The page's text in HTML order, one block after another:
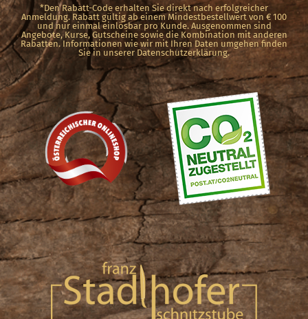
Produktseite
gewählt
werden
*Den Rabatt-Code erhalten Sie direkt nach erfolgreicher
Anmeldung. Rabatt gültig ab einem Mindestbestellwert von € 100
und nur einmal einlösbar pro Kunde. Ausgenommen sind
Angebote, Kurse, Gutscheine sowie die Kombination mit anderen
Rabatten. Informationen wie wir mit Ihren Daten umgehen finden
Sie in unserer Datenschutzerklärung.